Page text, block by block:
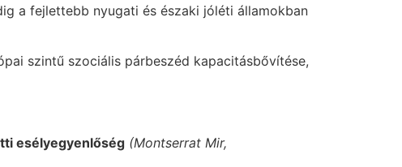
a fejlettebb nyugati és északi jóléti államokban
szintű szociális párbeszéd kapacitásbővítése,
esélyegyenlőség (Montserrat Mir,